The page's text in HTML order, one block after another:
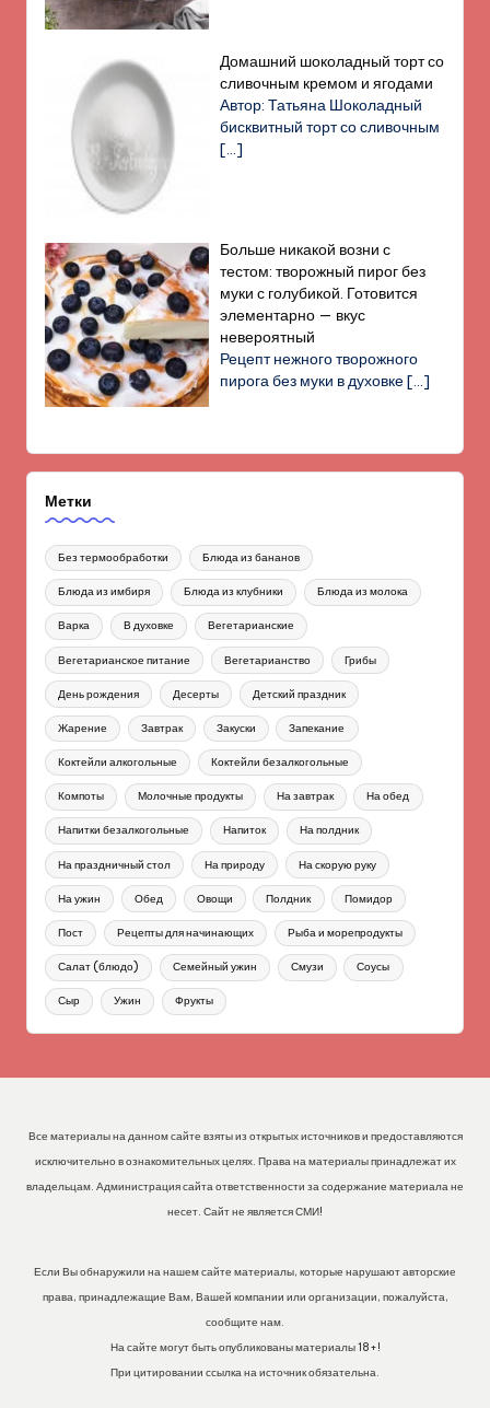
Домашний шоколадный торт со
сливочным кремом и ягодами
Автор: Татьяна Шоколадный
бисквитный торт со сливочным
[…]
Больше никакой возни с
тестом: творожный пирог без
муки с голубикой. Готовится
элементарно — вкус
невероятный
Рецепт нежного творожного
пирога без муки в духовке[…]
Метки
Без термообработки Блюда из бананов
Блюда из имбиря Блюда из клубники Блюда из молока
Варка В духовке Вегетарианские
Вегетарианское питание Вегетарианство Грибы
День рождения Десерты Детский праздник
Жарение Завтрак Закуски Запекание
Коктейли алкогольные Коктейли безалкогольные
Компоты Молочные продукты На завтрак На обед
Напитки безалкогольные Напиток На полдник
На праздничный стол На природу На скорую руку
На ужин Обед Овощи Полдник Помидор
Пост Рецепты для начинающих Рыба и морепродукты
Салат (блюдо) Семейный ужин Смузи Соусы
Сыр Ужин Фрукты
Все материалы на данном сайте взяты из открытых источников и предоставляются
исключительно в ознакомительных целях. Права на материалы принадлежат их
владельцам. Администрация сайта ответственности за содержание материала не
несет. Сайт не является СМИ!
Если Вы обнаружили на нашем сайте материалы, которые нарушают авторские
права, принадлежащие Вам, Вашей компании или организации, пожалуйста,
сообщите нам.
На сайте могут быть опубликованы материалы 18+!
При цитировании ссылка на источник обязательна.